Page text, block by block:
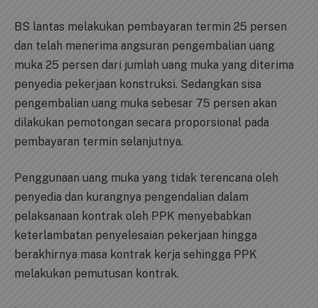
BS lantas melakukan pembayaran termin 25 persen
dan telah menerima angsuran pengembalian uang
muka 25 persen dari jumlah uang muka yang diterima
penyedia pekerjaan konstruksi. Sedangkan sisa
pengembalian uang muka sebesar 75 persen akan
dilakukan pemotongan secara proporsional pada
pembayaran termin selanjutnya.
Penggunaan uang muka yang tidak terencana oleh
penyedia dan kurangnya pengendalian dalam
pelaksanaan kontrak oleh PPK menyebabkan
keterlambatan penyelesaian pekerjaan hingga
berakhirnya masa kontrak kerja sehingga PPK
melakukan pemutusan kontrak.